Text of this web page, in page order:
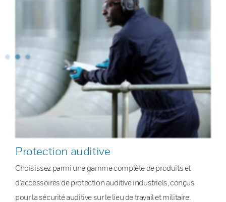
Protection auditive
Choisissez parmi une gamme complète de produits et
d’accessoires de protection auditive industriels, conçus
pour la sécurité auditive sur le lieu de travail et militaire.